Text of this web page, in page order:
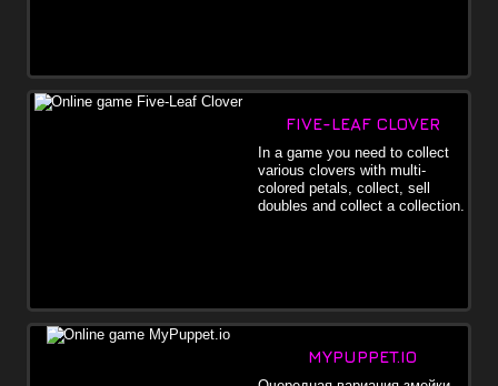
FIVE-LEAF CLOVER
In a game you need to collect
various clovers with multi-
colored petals, collect, sell
doubles and collect a collection.
MYPUPPET.IO